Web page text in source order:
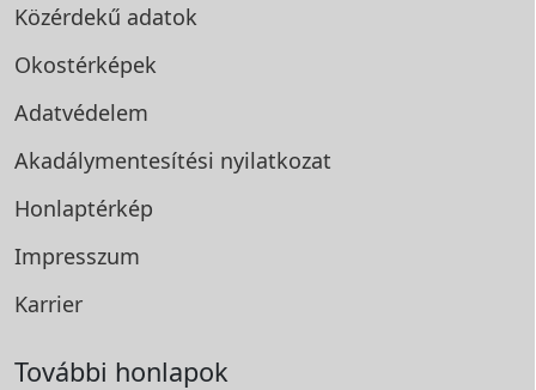
Közérdekű adatok
Okostérképek
Adatvédelem
Akadálymentesítési nyilatkozat
Honlaptérkép
Impresszum
Karrier
További honlapok